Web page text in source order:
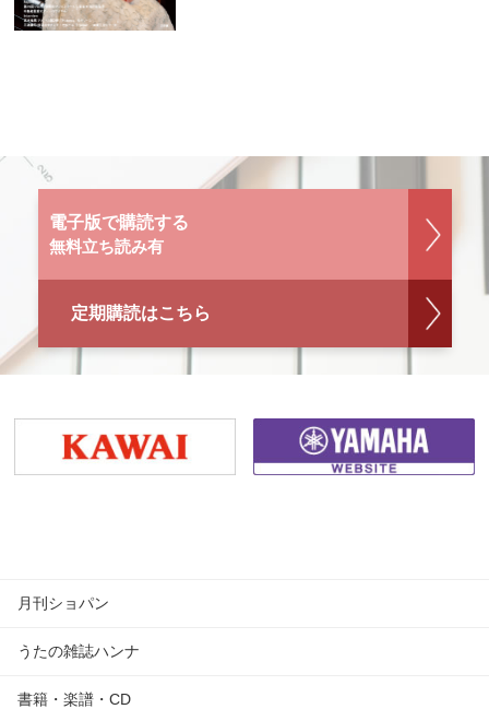
電子版で購読する
無料立ち読み有
定期購読はこちら
月刊ショパン
うたの雑誌ハンナ
書籍・楽譜・CD